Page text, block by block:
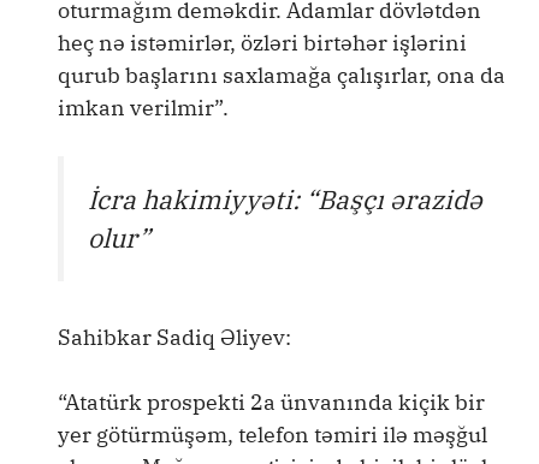
oturmağım deməkdir. Adamlar dövlətdən
heç nə istəmirlər, özləri birtəhər işlərini
qurub başlarını saxlamağa çalışırlar, ona da
imkan verilmir”.
İcra hakimiyyəti: “Başçı ərazidə
olur”
Sahibkar Sadiq Əliyev:
“Atatürk prospekti 2a ünvanında kiçik bir
yer götürmüşəm, telefon təmiri ilə məşğul